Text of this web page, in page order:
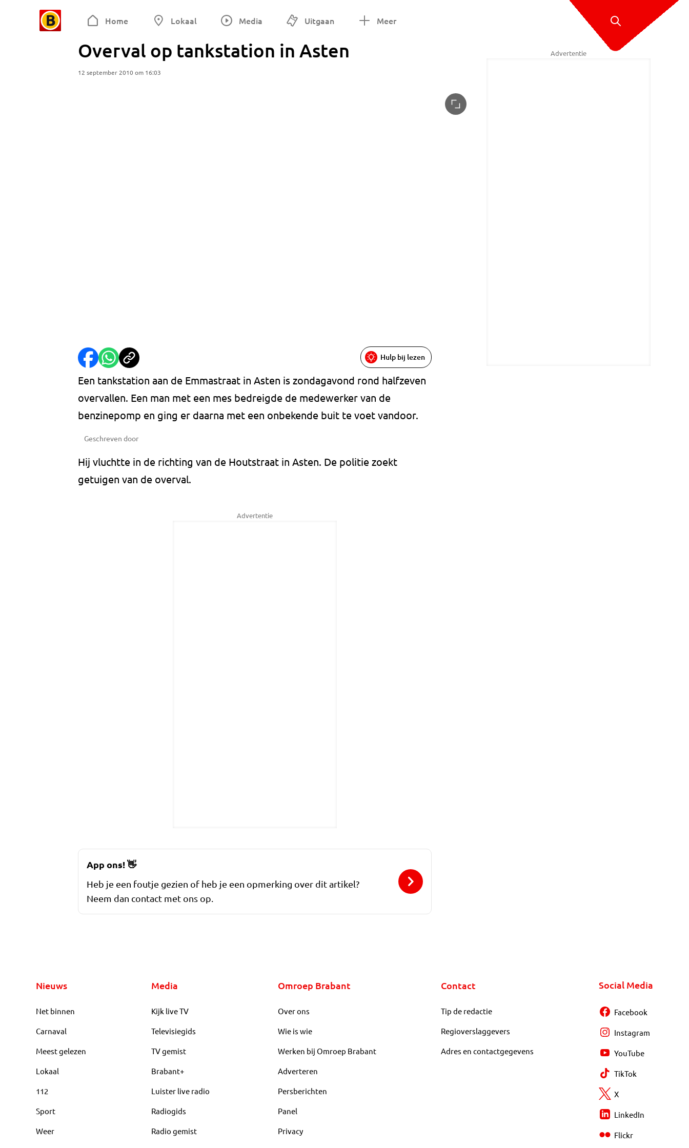
Home Lokaal Media Uitgaan Meer
Overval op tankstation in Asten
12 september 2010 om 16:03
Hulp bij lezen
Een tankstation aan de Emmastraat in Asten is zondagavond rond halfzeven
overvallen. Een man met een mes bedreigde de medewerker van de
benzinepomp en ging er daarna met een onbekende buit te voet vandoor.
Geschreven door
Hij vluchtte in de richting van de Houtstraat in Asten. De politie zoekt
getuigen van de overval.
Advertentie
Advertentie
App ons!👋
Heb je een foutje gezien of heb je een opmerking over dit artikel?
Neem dan contact met ons op.
Nieuws
Net binnen
Carnaval
Meest gelezen
Lokaal
112
Sport
Weer
Media
Kijk live TV
Televisiegids
TV gemist
Brabant+
Luister live radio
Radiogids
Radio gemist
Omroep Brabant
Over ons
Wie is wie
Werken bij Omroep Brabant
Adverteren
Persberichten
Panel
Privacy
Contact
Tip de redactie
Regioverslaggevers
Adres en contactgegevens
Social Media
Facebook
Instagram
YouTube
TikTok
X
LinkedIn
Flickr